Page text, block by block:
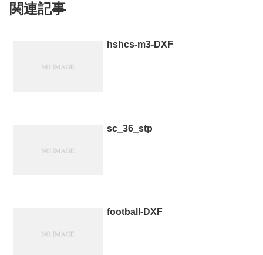
関連記事
hshcs-m3-DXF
sc_36_stp
football-DXF